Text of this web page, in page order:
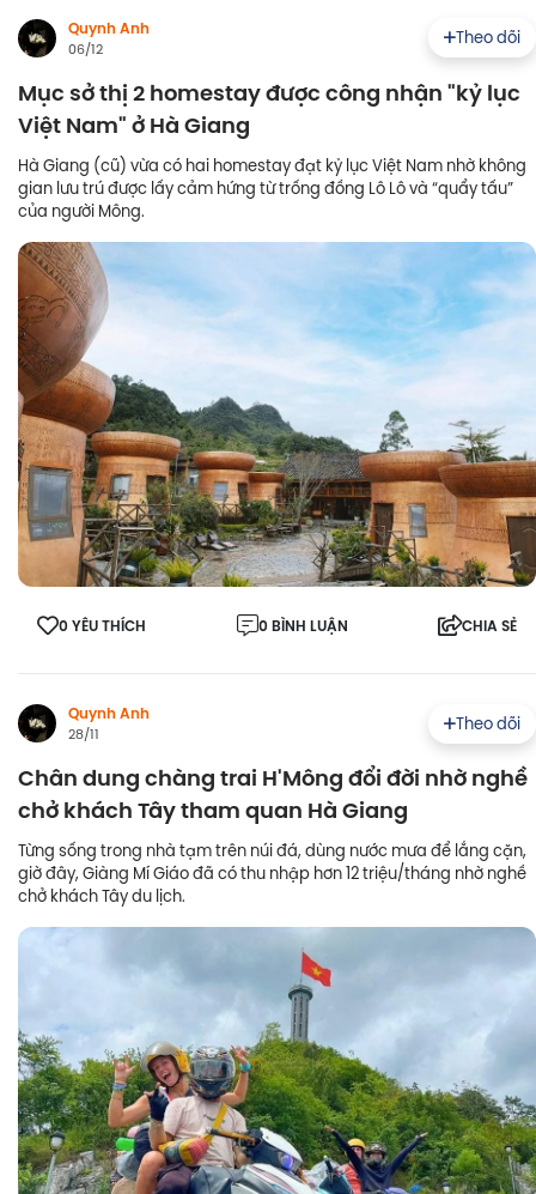
Quynh Anh
06/12
Theo dõi
Mục sở thị 2 homestay được công nhận "kỷ lục
Việt Nam" ở Hà Giang
Hà Giang (cũ) vừa có hai homestay đạt kỷ lục Việt Nam nhờ không
gian lưu trú được lấy cảm hứng từ trống đồng Lô Lô và “quẩy tấu”
của người Mông.
0 YÊU THÍCH 0 BÌNH LUẬN CHIA SẺ
Quynh Anh
28/11
Theo dõi
Chân dung chàng trai H'Mông đổi đời nhờ nghề
chở khách Tây tham quan Hà Giang
Từng sống trong nhà tạm trên núi đá, dùng nước mưa để lắng cặn,
giờ đây, Giàng Mí Giáo đã có thu nhập hơn 12 triệu/tháng nhờ nghề
chở khách Tây du lịch.